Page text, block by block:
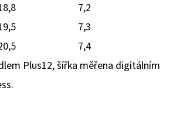
7,2
7,3
7,4
Plus12, šířka měřena digitálním